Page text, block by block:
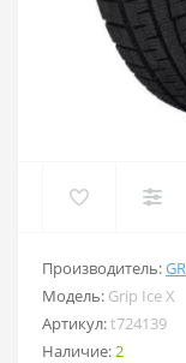
Производитель:
Модель: Grip Ice X
Артикул:t724139
Наличие:2